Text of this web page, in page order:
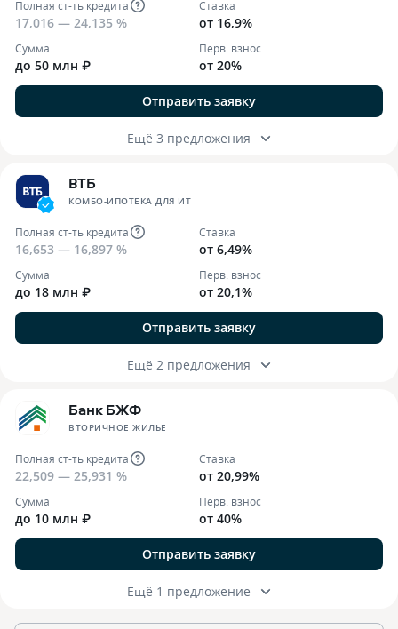
Полная ст-ть кредита
17,016 — 24,135 %
Ставка
от 16,9%
Сумма
до 50 млн ₽
Перв. взнос
от 20%
Отправить заявку
Ещё 3 предложения
ВТБ
КОМБО-ИПОТЕКА ДЛЯ ИТ
Полная ст-ть кредита
16,653 — 16,897 %
Ставка
от 6,49%
Сумма
до 18 млн ₽
Перв. взнос
от 20,1%
Отправить заявку
Ещё 2 предложения
Банк БЖФ
ВТОРИЧНОЕ ЖИЛЬЕ
Полная ст-ть кредита
22,509 — 25,931 %
Ставка
от 20,99%
Сумма
до 10 млн ₽
Перв. взнос
от 40%
Отправить заявку
Ещё 1 предложение